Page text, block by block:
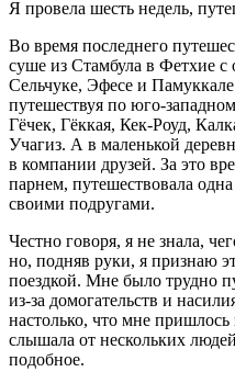
Я провела шесть недель,
Во время последнего
суше из Стамбула в Фетхие с
Сельчуке, Эфесе и
путешествуя по юго-
Гёчек, Гёккая, Кек-Роуд,
Учагиз. А в маленькой
в компании друзей. За это
парнем, путешествовала
своими подругами.
Честно говоря, я не знала,
но, подняв руки, я признаю
поездкой. Мне было трудно
из-за домогательств и
настолько, что мне
слышала от нескольких
подобное.